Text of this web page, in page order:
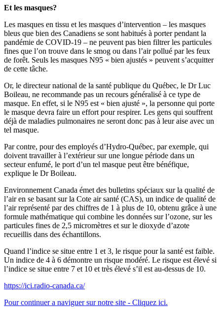
Et les masques?
Les masques en tissu et les masques d’intervention – les masques
bleus que bien des Canadiens se sont habitués à porter pendant la
pandémie de COVID-19 – ne peuvent pas bien filtrer les particules
fines que l’on trouve dans le smog ou dans l’air pollué par les feux
de forêt. Seuls les masques N95 « bien ajustés » peuvent s’acquitter
de cette tâche.
Or, le directeur national de la santé publique du Québec, le Dr Luc
Boileau, ne recommande pas un recours généralisé à ce type de
masque. En effet, si le N95 est « bien ajusté », la personne qui porte
le masque devra faire un effort pour respirer. Les gens qui souffrent
déjà de maladies pulmonaires ne seront donc pas à leur aise avec un
tel masque.
Par contre, pour des employés d’Hydro-Québec, par exemple, qui
doivent travailler à l’extérieur sur une longue période dans un
secteur enfumé, le port d’un tel masque peut être bénéfique,
explique le Dr Boileau.
Environnement Canada émet des bulletins spéciaux sur la qualité de
l’air en se basant sur la Cote air santé (CAS), un indice de qualité de
l’air représenté par des chiffres de 1 à plus de 10, obtenu grâce à une
formule mathématique qui combine les données sur l’ozone, sur les
particules fines de 2,5 micromètres et sur le dioxyde d’azote
recueillis dans des échantillons.
Quand l’indice se situe entre 1 et 3, le risque pour la santé est faible.
Un indice de 4 à 6 démontre un risque modéré. Le risque est élevé si
l’indice se situe entre 7 et 10 et très élevé s’il est au-dessus de 10.
https://ici.radio-canada.ca/
Pour continuer a naviguer sur notre site - Cliquez ici.